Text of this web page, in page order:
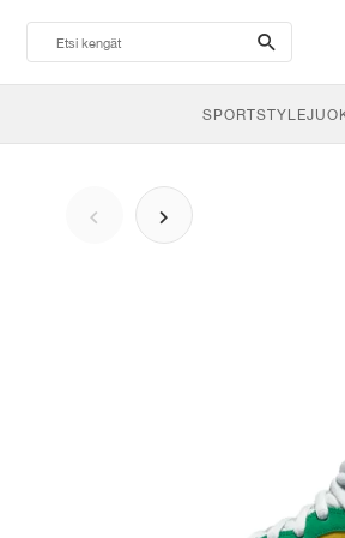
search-
btn
SPORTSTYLE